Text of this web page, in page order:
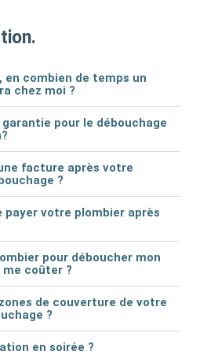
en combien de temps un
chez moi ?
pour le débouchage
facture après votre
?
payer votre plombier après
pour déboucher mon
me coûter ?
de couverture de votre
?
en soirée ?